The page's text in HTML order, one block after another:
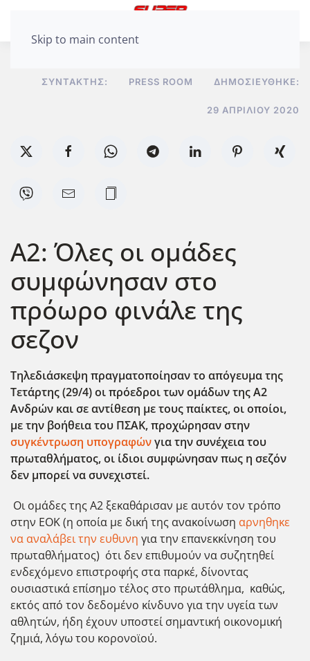
Skip to main content
ΣΥΝΤΆΚΤΗΣ: PRESS ROOM ΔΗΜΟΣΙΕΎΘΗΚΕ:
29 ΑΠΡΙΛΊΟΥ 2020
A2: Όλες οι ομάδες
συμφώνησαν στο
πρόωρο φινάλε της
σεζον
Τηλεδιάσκεψη πραγματοποίησαν το απόγευμα της
Τετάρτης (29/4) οι πρόεδροι των ομάδων της Α2
Ανδρών και σε αντίθεση με τους παίκτες, οι οποίοι,
με την βοήθεια του ΠΣΑΚ, προχώρησαν στην
συγκέντρωση υπογραφώνγια την συνέχεια του
πρωταθλήματος, οι ίδιοι συμφώνησαν πως η σεζόν
δεν μπορεί να συνεχιστεί.
Οι ομάδες της Α2 ξεκαθάρισαν με αυτόν τον τρόπο
στην ΕΟΚ (η οποία με δική της ανακοίνωση αρνηθηκε
να αναλάβει την ευθυνη για την επανεκκίνηση του
πρωταθλήματος) ότι δεν επιθυμούν να συζητηθεί
ενδεχόμενο επιστροφής στα παρκέ, δίνοντας
ουσιαστικά επίσημο τέλος στο πρωτάθλημα, καθώς,
εκτός από τον δεδομένο κίνδυνο για την υγεία των
αθλητών, ήδη έχουν υποστεί σημαντική οικονομική
ζημιά, λόγω του κορονοϊού.